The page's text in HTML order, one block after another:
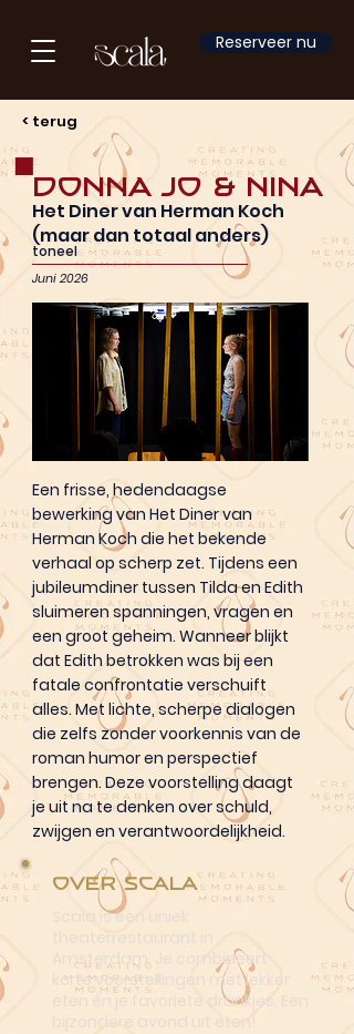
Reserveer nu
< terug
Donna Jo & Nina
Het Diner van Herman Koch
(maar dan totaal anders)
toneel
Juni 2026
Een frisse, hedendaagse
bewerking van Het Diner van
Herman Koch die het bekende
verhaal op scherp zet. Tijdens een
jubileumdiner tussen Tilda en Edith
sluimeren spanningen, vragen en
een groot geheim. Wanneer blijkt
dat Edith betrokken was bij een
fatale confrontatie verschuift
alles. Met lichte, scherpe dialogen
die zelfs zonder voorkennis van de
roman humor en perspectief
brengen. Deze voorstelling daagt
je uit na te denken over schuld,
zwijgen en verantwoordelijkheid.
Over Scala
Scala is een uniek
theaterrestaurant in
Amsterdam. Je combineert
korte voorstellingen met lekker
eten én je favoriete drankjes. Een
bijzondere avond uit eten!